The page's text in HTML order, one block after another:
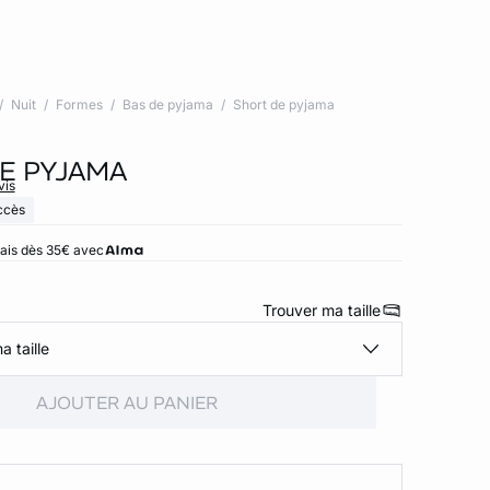
Nuit Formes Bas de pyjama Short de pyjama
PYJAMA
dès 35€ avec
Trouver ma taille
taille
AJOUTER AU PANIER